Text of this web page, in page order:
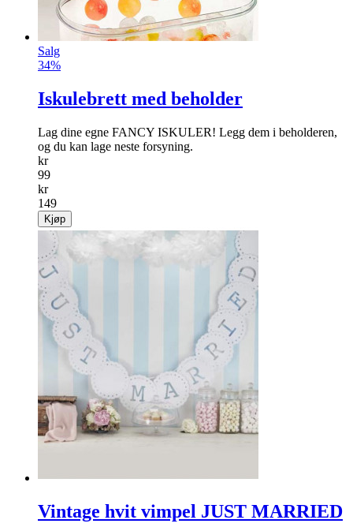
Salg
34%
Iskulebrett med beholder
Lag dine egne FANCY ISKULER! Legg dem i beholderen,
og du kan lage neste forsyning.
kr
99
kr
149
Kjøp
Vintage hvit vimpel JUST MARRIED